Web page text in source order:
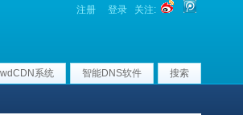
注册 登录 关注:
wdCDN系统 智能DNS软件 搜索